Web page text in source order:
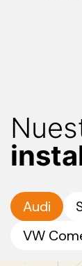
Audi
VW